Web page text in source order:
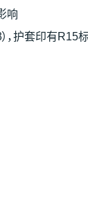
响
，护套印有R15